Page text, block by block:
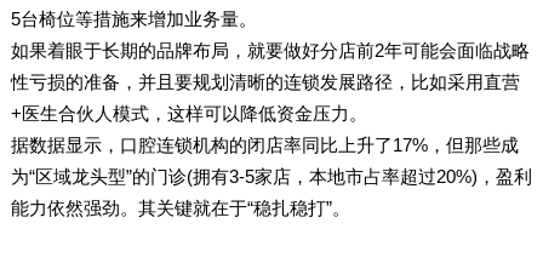
5台椅位等措施来增加业务量。
如果着眼于长期的品牌布局，就要做好分店前2年可能会面临战略
性亏损的准备，并且要规划清晰的连锁发展路径，比如采用直营
+医生合伙人模式，这样可以降低资金压力。
据数据显示，口腔连锁机构的闭店率同比上升了17%，但那些成
为“区域龙头型”的门诊(拥有3-5家店，本地市占率超过20%)，盈利
能力依然强劲。其关键就在于“稳扎稳打”。